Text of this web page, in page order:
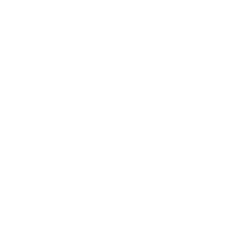
4,75 z 5, 4 hodnocení